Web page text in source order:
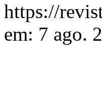
https://
em: 7 ago.